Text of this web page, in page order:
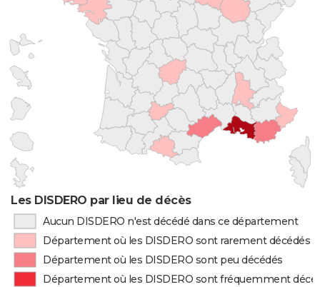
Les DISDERO par lieu de décès
Aucun DISDERO n'est décédé dans ce département
Département où les DISDERO sont rarement décédés
Département où les DISDERO sont peu décédés
Département où les DISDERO sont fréquemment